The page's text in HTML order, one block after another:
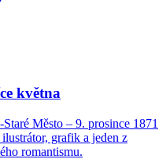
května
Město – 9. prosince 1871
grafik a jeden z
romantismu.